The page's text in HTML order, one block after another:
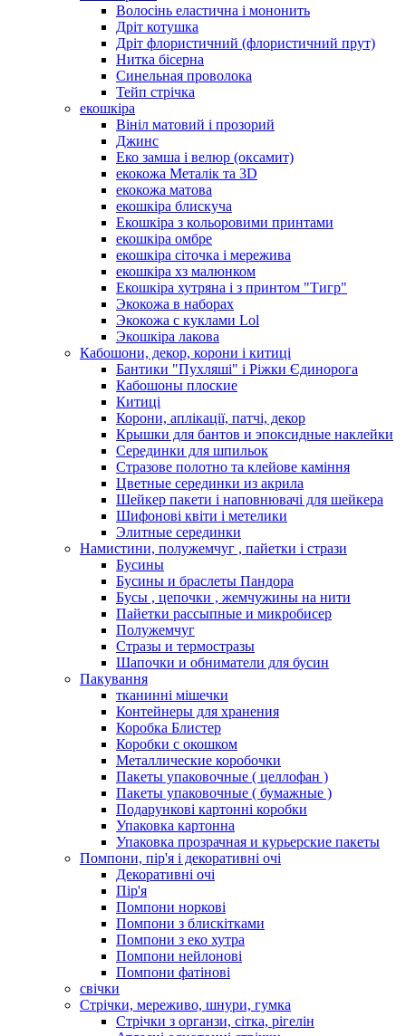
Волосінь еластична і мононить
Дріт котушка
Дріт флористичний (флористичний прут)
Нитка бісерна
Синельная проволока
Тейп стрічка
екошкіра
Вініл матовий і прозорий
Джинс
Еко замша і велюр (оксамит)
екокожа Металік та 3D
екокожа матова
екошкіра блискуча
Екошкіра з кольоровими принтами
екошкіра омбре
екошкіра сіточка і мережива
екошкіра хз малюнком
Екошкіра хутряна і з принтом "Тигр"
Экокожа в наборах
Экокожа с куклами Lol
Экошкiра лакова
Кабошони, декор, корони і китиці
Бантики "Пухляші" і Ріжки Єдинорога
Кабошоны плоские
Китиці
Корони, аплікації, патчі, декор
Крышки для бантов и эпоксидные наклейки
Серединки для шпильок
Стразове полотно та клейове каміння
Цветные серединки из акрила
Шейкер пакети і наповнювачі для шейкера
Шифонові квіти і метелики
Элитные серединки
Намистини, полужемчуг , пайетки і стрази
Бусины
Бусины и браслеты Пандора
Бусы , цепочки , жемчужины на нити
Пайетки рассыпные и микробисер
Полужемчуг
Стразы и термостразы
Шапочки и обниматели для бусин
Пакування
тканинні мішечки
Контейнеры для хранения
Коробка Блистер
Коробки с окошком
Металлические коробочки
Пакеты упаковочные ( целлофан )
Пакеты упаковочные ( бумажные )
Подарункові картонні коробки
Упаковка картонна
Упаковка прозрачная и курьерские пакеты
Помпони, пір'я і декоративні очі
Декоративні очі
Пір'я
Помпони норкові
Помпони з блискітками
Помпони з еко хутра
Помпони нейлонові
Помпони фатінові
свічки
Стрічки, мереживо, шнури, гумка
Стрічки з органзи, сітка, рігелін